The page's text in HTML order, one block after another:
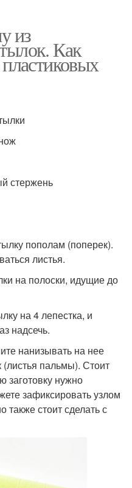
из
Как
стержень
пополам (поперек).
листья.
на полоски, идущие до
на 4 лепестка, и
надсечь.
нанизывать на нее
(листья пальмы). Стоит
заготовку нужно
зафиксировать узлом
также стоит сделать с